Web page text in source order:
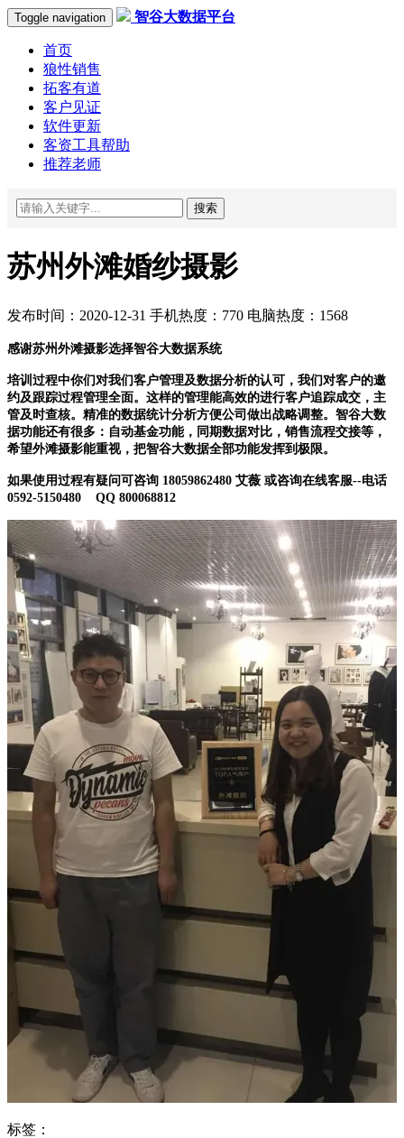
Toggle navigation 智谷大数据平台
首页
狼性销售
拓客有道
客户见证
软件更新
客资工具帮助
推荐老师
搜索
苏州外滩婚纱摄影
发布时间：2020-12-31 手机热度：770 电脑热度：1568
感谢苏州外滩摄影选择智谷大数据系统
培训过程中你们对我们客户管理及数据分析的认可，我们对客户的邀
约及跟踪过程管理全面。这样的管理能高效的进行客户追踪成交，主
管及时查核。精准的数据统计分析方便公司做出战略调整。智谷大数
据功能还有很多：自动基金功能，同期数据对比，销售流程交接等，
希望外滩摄影能重视，把智谷大数据全部功能发挥到极限。
如果使用过程有疑问可咨询 18059862480 艾薇 或咨询在线客服--电话
0592-5150480 QQ 800068812
标签：